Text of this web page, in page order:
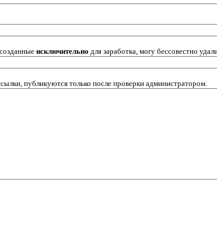
исключительно для заработка, могу бессовестно
публикуются только после проверки администратором.